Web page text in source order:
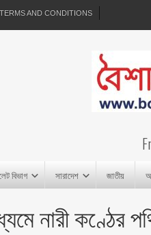
TERMS AND CONDITIONS
বিভাগ সারাদেশ জাতীয়
নারী কণ্ঠের